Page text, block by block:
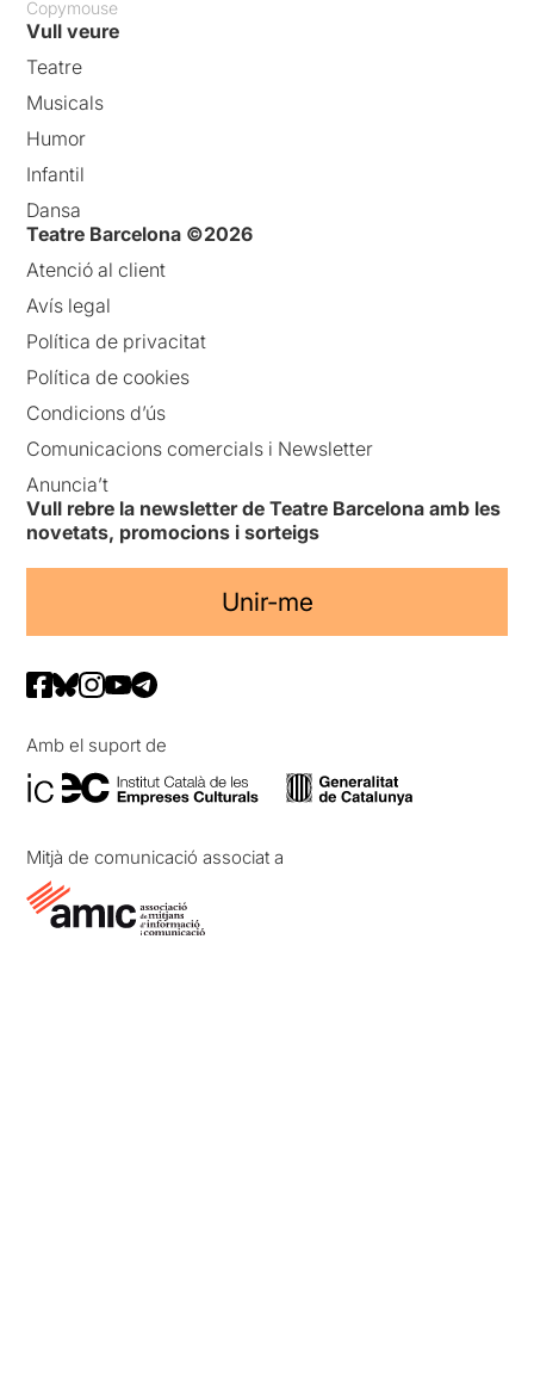
Copymouse
Vull veure
Teatre
Musicals
Humor
Infantil
Dansa
Teatre Barcelona ©2026
Atenció al client
Avís legal
Política de privacitat
Política de cookies
Condicions d’ús
Comunicacions comercials i Newsletter
Anuncia’t
Vull rebre la newsletter de Teatre Barcelona amb les
novetats, promocions i sorteigs
Unir-me
Amb el suport de
Mitjà de comunicació associat a